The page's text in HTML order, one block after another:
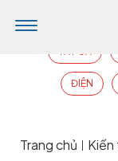
ĐIỆN
Trang chủ